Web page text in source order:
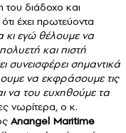
του διάδοχο και
έχει πρωτεύοντα
εγώ θέλουμε να
και πιστή
συνεισφέρει σημαντικά
να εκφράσουμε τις
να του ευχηθούμε τα
νωρίτερα, ο κ.
Anangel Maritime